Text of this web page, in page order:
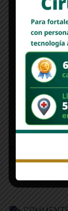
“El
y vamos
BARRA JÓVEN |
con algo que ya
Tatíz Cuellar